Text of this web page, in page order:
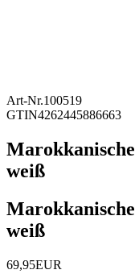
Art-Nr.100519
GTIN4262445886663
weiß
weiß
69,95EUR